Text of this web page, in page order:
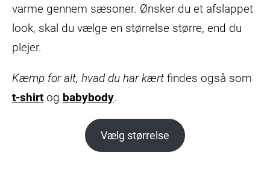
varme gennem sæsoner. Ønsker du et afslappet
look, skal du vælge en størrelse større, end du
plejer.
Kæmp for alt, hvad du har kært findes også som
t-shirt og babybody.
Vælg størrelse